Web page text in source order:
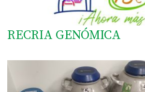
RECRIA GENÓMICA